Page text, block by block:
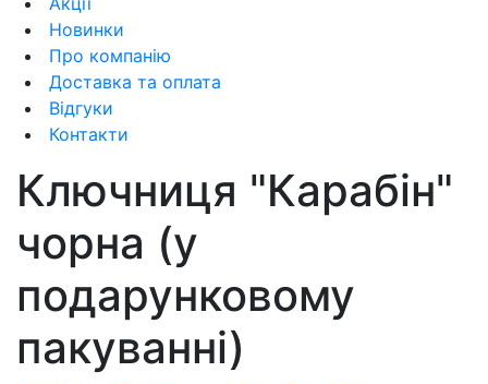
Новинки
Про компанію
Доставка та оплата
Відгуки
Контакти
Ключниця "Карабін"
чорна (у
подарунковому
пакуванні)